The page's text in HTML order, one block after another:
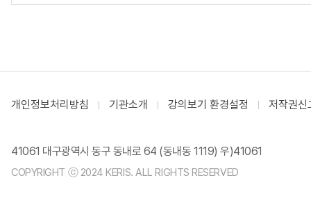
개인정보처리방침 기관소개 강의보기 환경설정 저작권신
41061 대구광역시 동구 동내로 64 (동내동 1119) 우)41061
COPYRIGHT ⓒ 2024 KERIS. ALL RIGHTS RESERVED